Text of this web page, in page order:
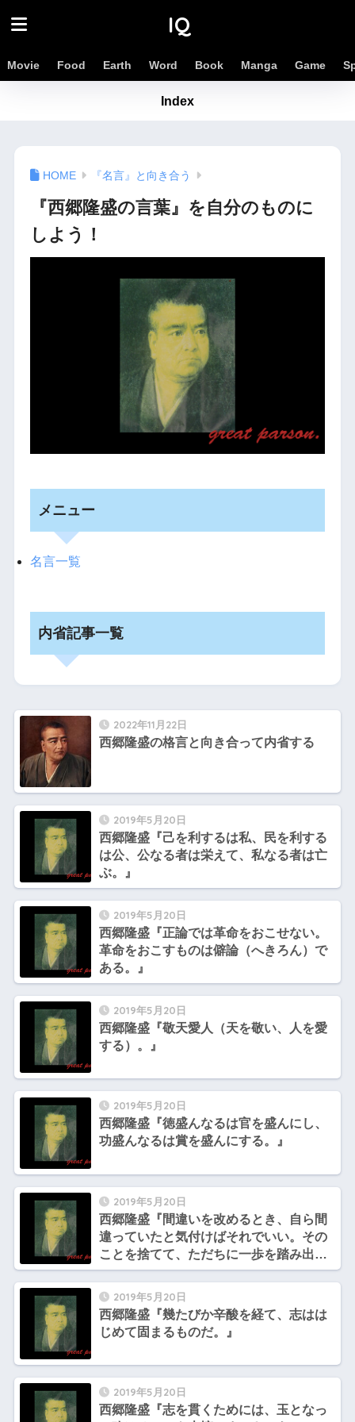
IQ
Movie Food Earth Word Book Manga Game
Index
『名言』と向き合う
『西郷隆盛の言葉』を自分のものに
しよう！
メニュー
名言一覧
内省記事一覧
2022年11月22日
西郷隆盛の格言と向き合って内省する
2019年5月20日
西郷隆盛『己を利するは私、民を利する
は公、公なる者は栄えて、私なる者は亡
ぶ。』
2019年5月20日
西郷隆盛『正論では革命をおこせない。
革命をおこすものは僻論（へきろん）で
ある。』
2019年5月20日
西郷隆盛『敬天愛人（天を敬い、人を愛
する）。』
2019年5月20日
西郷隆盛『徳盛んなるは官を盛んにし、
功盛んなるは賞を盛んにする。』
2019年5月20日
西郷隆盛『間違いを改めるとき、自ら間
違っていたと気付けばそれでいい。その
ことを捨てて、ただちに一歩を踏み出す
べし。』
2019年5月20日
西郷隆盛『幾たびか辛酸を経て、志はは
じめて固まるものだ。』
2019年5月20日
西郷隆盛『志を貫くためには、玉となっ